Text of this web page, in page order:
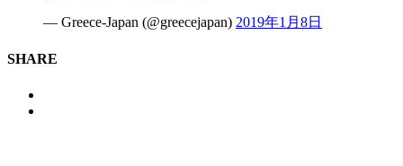
— Greece-Japan (@greecejapan) 2019年1月8日
SHARE